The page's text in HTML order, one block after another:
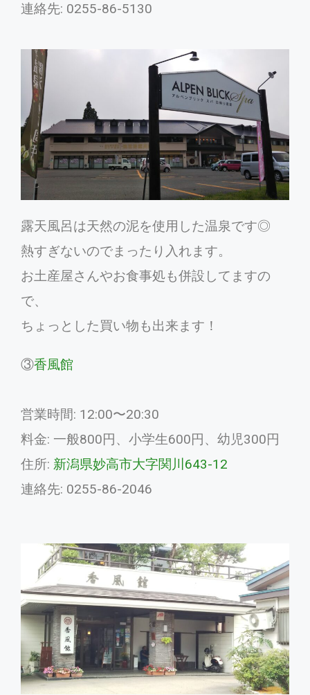
連絡先: 0255-86-5130
露天風呂は天然の泥を使用した温泉です◎
熱すぎないのでまったり入れます。
お土産屋さんやお食事処も併設してますの
で、
ちょっとした買い物も出来ます！
③香風館
営業時間: 12:00〜20:30
料金: 一般800円、小学生600円、幼児300円
住所: 新潟県妙高市大字関川643-12
連絡先: 0255-86-2046